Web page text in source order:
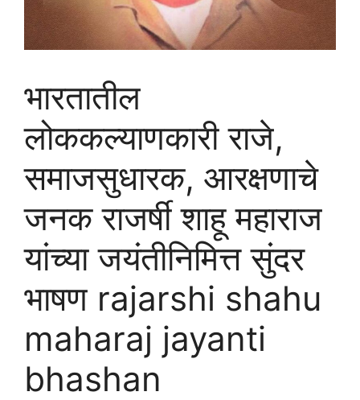
भारतातील
लोककल्याणकारी राजे,
समाजसुधारक, आरक्षणाचे
जनक राजर्षी शाहू महाराज
यांच्या जयंतीनिमित्त सुंदर
भाषण rajarshi shahu
maharaj jayanti
bhashan